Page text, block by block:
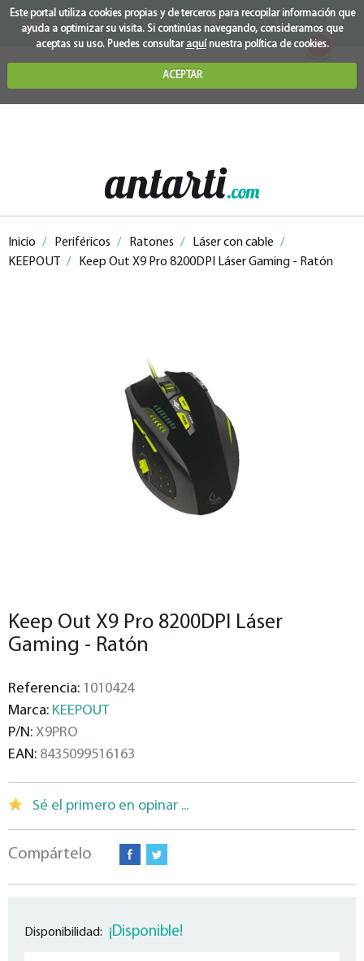
Este portal utiliza cookies propias y de terceros para recopilar información que
ayuda a optimizar su visita. Si continúas navegando, consideramos que
aceptas su uso. Puedes consultar aquínuestra política de cookies.
ACEPTAR
0
Inicio / Periféricos / Ratones / Láser con cable /
KEEPOUT
/ Keep Out X9 Pro 8200DPI Láser Gaming - Ratón
Keep Out X9 Pro 8200DPI Láser
Gaming - Ratón
Referencia: 1010424
Marca: KEEPOUT
P/N: X9PRO
EAN: 8435099516163
Sé el primero en opinar ...
Compártelo
Disponibilidad: ¡Disponible!